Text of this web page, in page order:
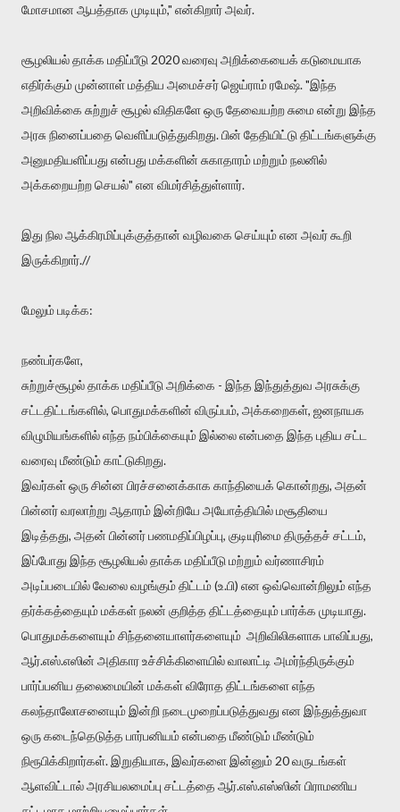
மோசமான ஆபத்தாக முடியும்," என்கிறார் அவர்.
சூழலியல் தாக்க மதிப்பீடு 2020 வரைவு அறிக்கையைக் கடுமையாக
எதிர்க்கும் முன்னாள் மத்திய அமைச்சர் ஜெய்ராம் ரமேஷ். "இந்த
அறிவிக்கை சுற்றுச் சூழல் விதிகளே ஒரு தேவையற்ற சுமை என்று இந்த
அரசு நினைப்பதை வெளிப்படுத்துகிறது. பின் தேதியிட்டு திட்டங்களுக்கு
அனுமதியளிப்பது என்பது மக்களின் சுகாதாரம் மற்றும் நலனில்
அக்கறையற்ற செயல்" என விமர்சித்துள்ளார்.
இது நில ஆக்கிரமிப்புக்குத்தான் வழிவகை செய்யும் என அவர் கூறி
இருக்கிறார்.//
மேலும் படிக்க:
நண்பர்களே,
சுற்றுச்சூழல் தாக்க மதிப்பீடு அறிக்கை - இந்த இந்துத்துவ அரசுக்கு
சட்டதிட்டங்களில், பொதுமக்களின் விருப்பம், அக்கறைகள், ஜனநாயக
விழுமியங்களில் எந்த நம்பிக்கையும் இல்லை என்பதை இந்த புதிய சட்ட
வரைவு மீண்டும் காட்டுகிறது.
இவர்கள் ஒரு சின்ன பிரச்சனைக்காக காந்தியைக் கொன்றது, அதன்
பின்னர் வரலாற்று ஆதாரம் இன்றியே அயோத்தியில் மசூதியை
இடித்தது, அதன் பின்னர் பணமதிப்பிழப்பு, குடியுரிமை திருத்தச் சட்டம்,
இப்போது இந்த சூழலியல் தாக்க மதிப்பீடு மற்றும் வர்ணாசிரம்
அடிப்படையில் வேலை வழங்கும் திட்டம் (உ.பி) என ஒவ்வொன்றிலும் எந்த
தர்க்கத்தையும் மக்கள் நலன் குறித்த திட்டத்தையும் பார்க்க முடியாது.
பொதுமக்களையும் சிந்தனையாளர்களையும் அறிவிலிகளாக பாவிப்பது,
ஆர்.எஸ்.எஸின் அதிகார உச்சிக்கிளையில் வாலாட்டி அமர்ந்திருக்கும்
பார்ப்பனிய தலைமையின் மக்கள் விரோத திட்டங்களை எந்த
கலந்தாலோசனையும் இன்றி நடைமுறைப்படுத்துவது என இந்துத்துவா
ஒரு கடைந்தெடுத்த பார்பனியம் என்பதை மீண்டும் மீண்டும்
நிரூபிக்கிறார்கள். இறுதியாக, இவர்களை இன்னும் 20 வருடங்கள்
ஆளவிட்டால் அரசியலமைப்பு சட்டத்தை ஆர்.எஸ்.எஸ்ஸின் பிராமணிய